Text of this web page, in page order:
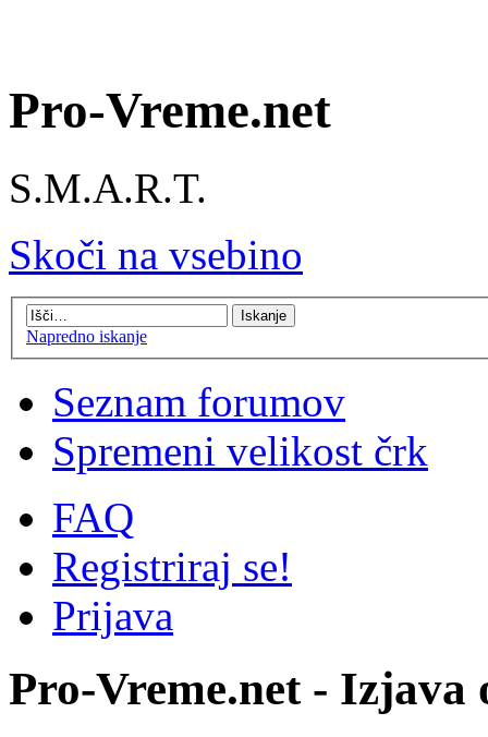
Pro-Vreme.net
S.M.A.R.T.
Skoči na vsebino
Napredno iskanje
Seznam forumov
Spremeni velikost črk
FAQ
Registriraj se!
Prijava
Pro-Vreme.net - Izjava